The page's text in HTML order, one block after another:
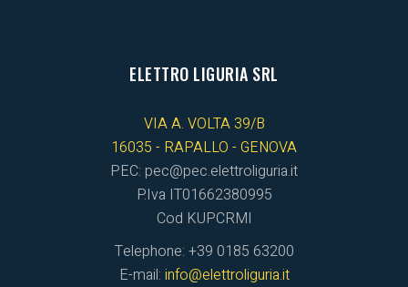
ELETTRO LIGURIA SRL
VIA A. VOLTA 39/B
16035 - RAPALLO - GENOVA
PEC: pec@pec.elettroliguria.it
P.Iva IT01662380995
Cod KUPCRMI
Telephone: +39 0185 63200
E-mail: info@elettroliguria.it